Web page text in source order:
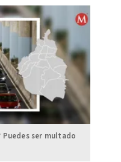
Puedes ser multado